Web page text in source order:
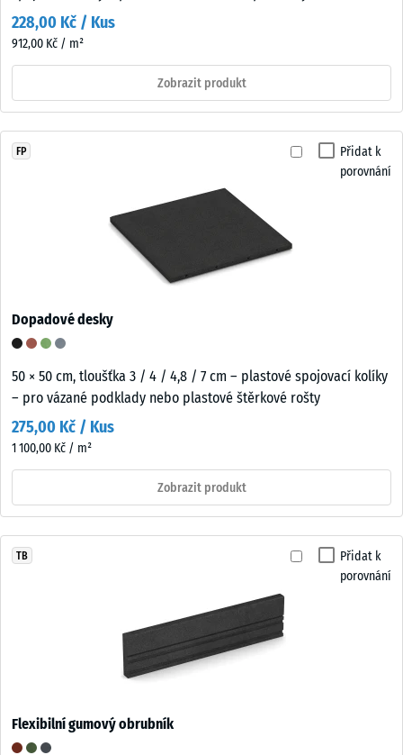
228,00 Kč / Kus
912,00 Kč / m²
Zobrazit produkt
Přidat k
porovnání
FP
Dopadové desky
50 × 50 cm, tloušťka 3 / 4 / 4,8 / 7 cm – plastové spojovací kolíky
– pro vázané podklady nebo plastové štěrkové rošty
275,00 Kč / Kus
1 100,00 Kč / m²
Zobrazit produkt
Přidat k
porovnání
TB
Flexibilní gumový obrubník